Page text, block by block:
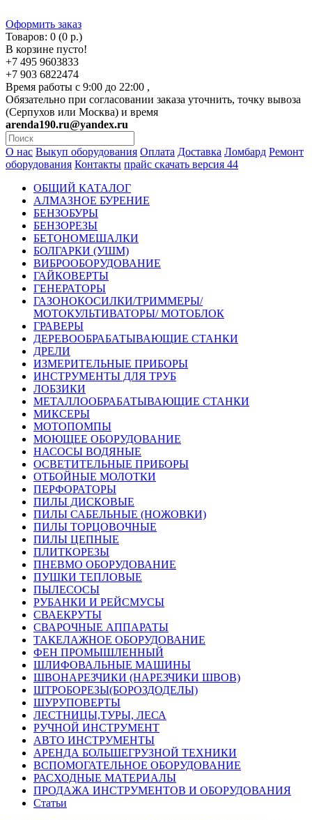
Оформить заказ
Товаров: 0 (0 р.)
В корзине пусто!
+7 495 9603833
+7 903 6822474
Время работы с 9:00 до 22:00 ,
Обязательно при согласовании заказа уточнить, точку вывоза
(Серпухов или Москва) и время
arenda190.ru@yandex.ru
О нас Выкуп оборудования Оплата Доставка Ломбард Ремонт
оборудования Контакты прайс скачать версия 44
ОБЩИЙ КАТАЛОГ
АЛМАЗНОЕ БУРЕНИЕ
БЕНЗОБУРЫ
БЕНЗОРЕЗЫ
БЕТОНОМЕШАЛКИ
БОЛГАРКИ (УШМ)
ВИБРООБОРУДОВАНИЕ
ГАЙКОВЕРТЫ
ГЕНЕРАТОРЫ
ГАЗОНОКОСИЛКИ/ТРИММЕРЫ/
МОТОКУЛЬТИВАТОРЫ/ МОТОБЛОК
ГРАВЕРЫ
ДЕРЕВООБРАБАТЫВАЮЩИЕ СТАНКИ
ДРЕЛИ
ИЗМЕРИТЕЛЬНЫЕ ПРИБОРЫ
ИНСТРУМЕНТЫ ДЛЯ ТРУБ
ЛОБЗИКИ
МЕТАЛЛООБРАБАТЫВАЮЩИЕ СТАНКИ
МИКСЕРЫ
МОТОПОМПЫ
МОЮЩЕЕ ОБОРУДОВАНИЕ
НАСОСЫ ВОДЯНЫЕ
ОСВЕТИТЕЛЬНЫЕ ПРИБОРЫ
ОТБОЙНЫЕ МОЛОТКИ
ПЕРФОРАТОРЫ
ПИЛЫ ДИСКОВЫЕ
ПИЛЫ САБЕЛЬНЫЕ (НОЖОВКИ)
ПИЛЫ ТОРЦОВОЧНЫЕ
ПИЛЫ ЦЕПНЫЕ
ПЛИТКОРЕЗЫ
ПНЕВМО ОБОРУДОВАНИЕ
ПУШКИ ТЕПЛОВЫЕ
ПЫЛЕСОСЫ
РУБАНКИ И РЕЙСМУСЫ
СВАЕКРУТЫ
СВАРОЧНЫЕ АППАРАТЫ
ТАКЕЛАЖНОЕ ОБОРУДОВАНИЕ
ФЕН ПРОМЫШЛЕННЫЙ
ШЛИФОВАЛЬНЫЕ МАШИНЫ
ШВОНАРЕЗЧИКИ (НАРЕЗЧИКИ ШВОВ)
ШТРОБОРЕЗЫ(БОРОЗДОДЕЛЫ)
ШУРУПОВЕРТЫ
ЛЕСТНИЦЫ,ТУРЫ, ЛЕСА
РУЧНОЙ ИНСТРУМЕНТ
АВТО ИНСТРУМЕНТЫ
АРЕНДА БОЛЬШЕГРУЗНОЙ ТЕХНИКИ
ВСПОМОГАТЕЛЬНОЕ ОБОРУДОВАНИЕ
РАСХОДНЫЕ МАТЕРИАЛЫ
ПРОДАЖА ИНСТРУМЕНТОВ И ОБОРУДОВАНИЯ
Статьи